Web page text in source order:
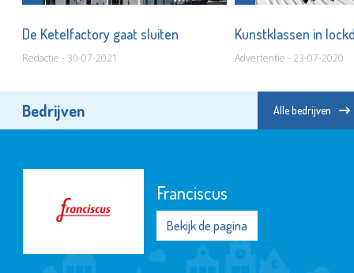
De Ketelfactory gaat sluiten
Redactie - 30-07-2021
Kunstklassen in
Advertentie - 23-07-2020
Bedrijven Alle bedrijven
Franciscus
Bekijk de pagina